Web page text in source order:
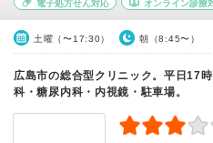
電子処方せん対応 オンライン診療
土曜（〜17:30） 朝（8:45〜）
広島市の総合型クリニック。平日17
科・糖尿内科・内視鏡・駐車場。